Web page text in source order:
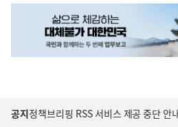
공지정책브리핑 RSS 서비스 제공 중단 안